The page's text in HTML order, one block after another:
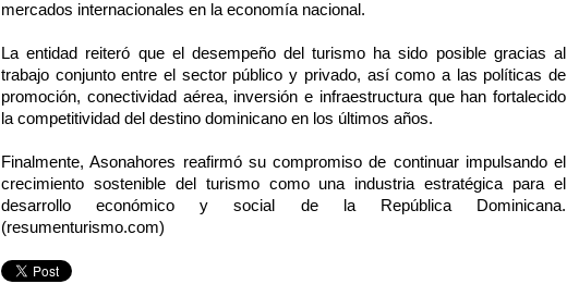
mercados internacionales en la economía nacional.
La entidad reiteró que el desempeño del turismo ha sido posible gracias al
trabajo conjunto entre el sector público y privado, así como a las políticas de
promoción, conectividad aérea, inversión e infraestructura que han fortalecido
la competitividad del destino dominicano en los últimos años.
Finalmente, Asonahores reafirmó su compromiso de continuar impulsando el
crecimiento sostenible del turismo como una industria estratégica para el
desarrollo económico y social de la República Dominicana.
(resumenturismo.com)